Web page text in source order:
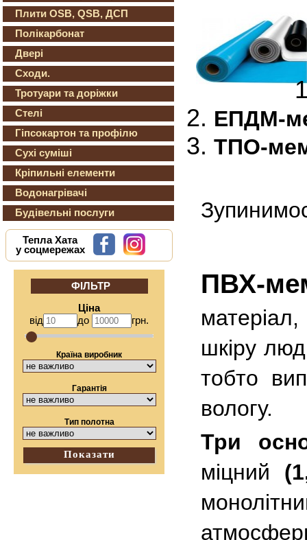
Плити OSB, QSB, ДСП
Полікарбонат
Двері
Сходи.
Тротуари та доріжки
Стелі
Гіпсокартон та профілю
Сухі суміші
Кріпильні елементи
Водонагрівачі
Будівельні послуги
Тепла Хата
у соцмережах
ФІЛЬТР
Ціна
від
до грн.
Країна виробник
Гарантія
Тип полотна
Показати
ЕПДМ-
ТПО-
ПВХ-
шкіру
тобто
вологу.
Три
міцний